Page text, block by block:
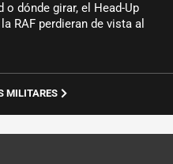
dónde girar, el Head-Up
RAF perdieran de vista al
MILITARES